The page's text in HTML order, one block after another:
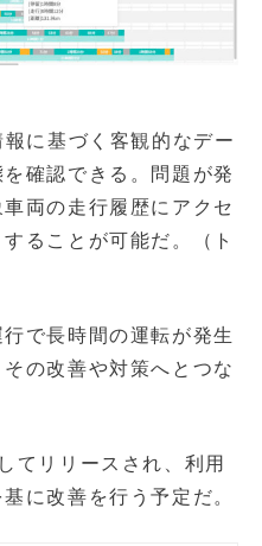
に基づく客観的なデー
確認できる。問題が発
両の走行履歴にアクセ
ることが可能だ。（ト
で長時間の運転が発生
の改善や対策へとつな
てリリースされ、利用
に改善を行う予定だ。